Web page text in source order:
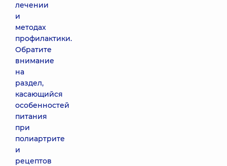
лечении
и
методах
профилактики.
Обратите
внимание
на
раздел,
касающийся
особенностей
питания
при
полиартрите
и
рецептов